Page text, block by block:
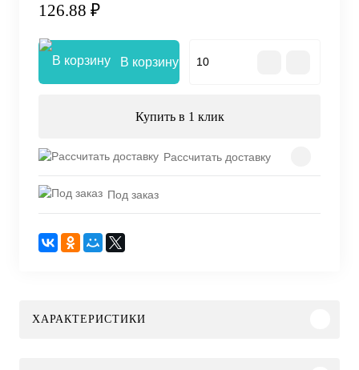
126.88 ₽
В корзину
Купить в 1 клик
Рассчитать доставку
Под заказ
ХАРАКТЕРИСТИКИ